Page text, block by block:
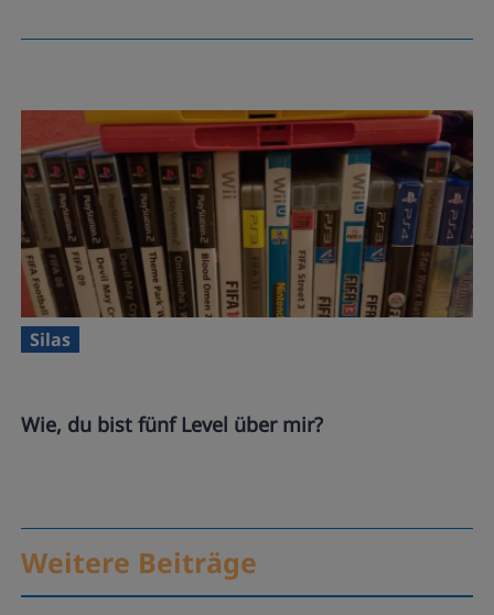
Silas
Wie, du bist fünf Level über mir?
Weitere Beiträge